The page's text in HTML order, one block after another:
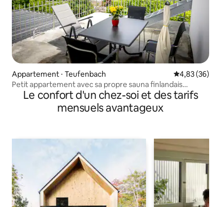
Appartement ⋅ Teufenbach Évaluation
4,83 (36)
Petit appartement avec sa propre sauna finlandais
extérieur
Le confort d'un chez-soi et des tarifs
mensuels avantageux